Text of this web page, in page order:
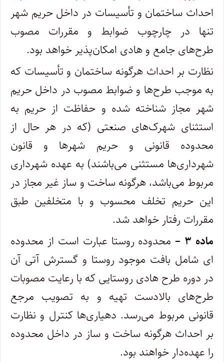
احداث ساختمان و تأسیسات در داخل حریم شهر
تنها در چارچوب ضوابط و مقررات مصوب
طرح‌های جامع و هادی امکان‌پذیر خواهد بود.
نظارت بر احداث هرگونه ساختمان و تأسیسات که
به موجب طرح‌ها و ضوابط مصوب در داخل حریم
شهر مجاز شناخته شده و حفاظت از حریم به
استثنای شهرک‌های صنعتی (که در هر حال از
محدوده قانونی و حریم شهرها و قانون
شهرداری‌ها مستثنی می‌باشند) به عهده شهرداری
مربوط می‌باشد، هرگونه ساخت و ساز غیر مجاز در
این حریم تخلف محسوب و با متخلفین طبق
مقررات رفتار خواهد شد.
ماده ۳ –
محدوده روستا عبارت است از محدوده
ای شامل بافت موجود روستا و گسترش آتی آن
در دوره طرح هادی روستایی که با رعایت مصوبات
طرح‌های بالادست تهیه و به تصویب مرجع
قانونی مربوط می‌رسد. دهیاری‌ها کنترل و نظارت
بر احداث هرگونه ساخت و ساز در داخل محدوده
را عهده‌دار خواهند بود.